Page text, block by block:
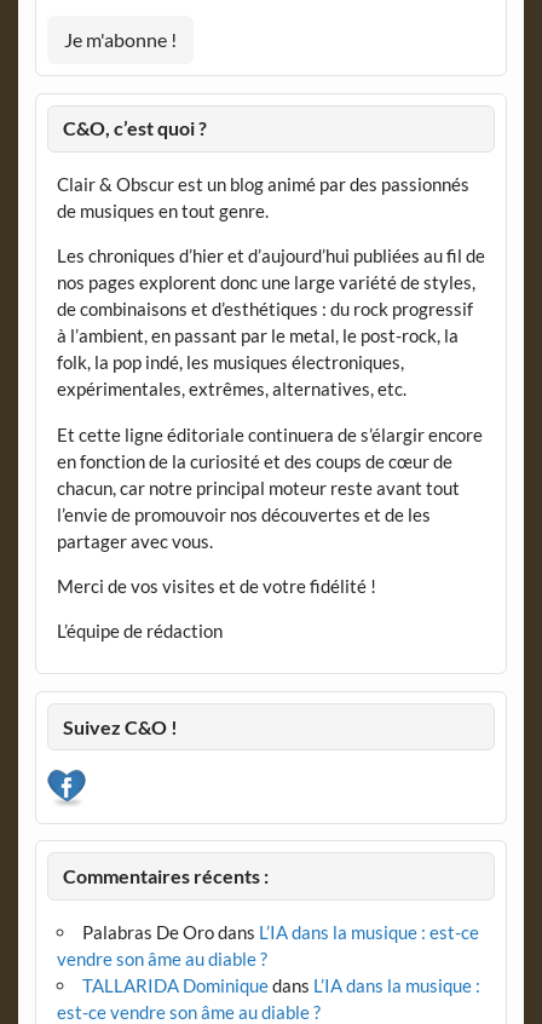
C&O, c’est quoi ?
Clair & Obscur est un blog animé par des passionnés
de musiques en tout genre.
Les chroniques d’hier et d’aujourd’hui publiées au fil de
nos pages explorent donc une large variété de styles,
de combinaisons et d’esthétiques : du rock progressif
à l’ambient, en passant par le metal, le post-rock, la
folk, la pop indé, les musiques électroniques,
expérimentales, extrêmes, alternatives, etc.
Et cette ligne éditoriale continuera de s’élargir encore
en fonction de la curiosité et des coups de cœur de
chacun, car notre principal moteur reste avant tout
l’envie de promouvoir nos découvertes et de les
partager avec vous.
Merci de vos visites et de votre fidélité !
L’équipe de rédaction
Suivez C&O !
Commentaires récents :
Palabras De Orodans L’IA dans la musique : est-ce
vendre son âme au diable ?
TALLARIDA Dominiquedans L’IA dans la musique :
est-ce vendre son âme au diable ?